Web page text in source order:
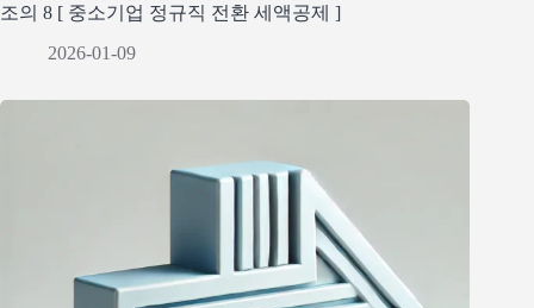
조의 8 [ 중소기업 정규직 전환 세액공제 ]
2026-01-09